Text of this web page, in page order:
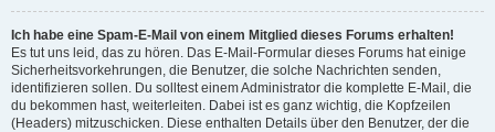
Ich habe eine Spam-E-Mail von einem Mitglied dieses Forums erhalten!
Es tut uns leid, das zu hören. Das E-Mail-Formular dieses Forums hat einige
Sicherheitsvorkehrungen, die Benutzer, die solche Nachrichten senden,
identifizieren sollen. Du solltest einem Administrator die komplette E-Mail, die
du bekommen hast, weiterleiten. Dabei ist es ganz wichtig, die Kopfzeilen
(Headers) mitzuschicken. Diese enthalten Details über den Benutzer, der die